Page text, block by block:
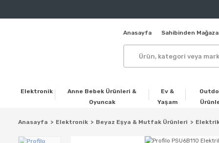
Anasayfa Sahibinden
Elektronik
Anne Bebek Ürünleri &
Oyuncak
Ev &
Yaşam
Anasayfa Elektronik Beyaz Eşya & Mutfak Ürünleri